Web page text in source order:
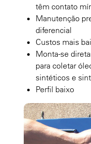
têm contato
Manutenção
diferencial
Custos mais
Monta-se
para coletar
sintéticos e
Perfil baixo